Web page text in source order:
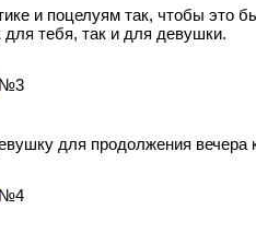
и поцелуям так, чтобы это
для тебя, так и для девушки.
для продолжения вечера